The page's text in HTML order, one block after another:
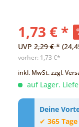
1,73 € *
UVP2,29 € *
vorher: 1,73 €*
inkl. MwSt.zzgl.
auf Lager.
Deine
✔365